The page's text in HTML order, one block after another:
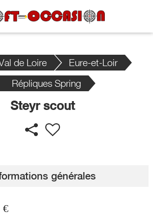
de Loire
Eure-et-Loir
Répliques Spring
Steyr scout
générales
€